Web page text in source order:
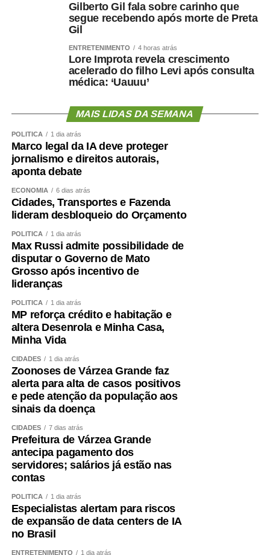
Gilberto Gil fala sobre carinho que
segue recebendo após morte de Preta
Gil
ENTRETENIMENTO 4 horas atrás
Lore Improta revela crescimento
acelerado do filho Levi após consulta
médica: ‘Uauuu’
MAIS LIDAS DA SEMANA
POLÍTICA 1 dia atrás
Marco legal da IA deve proteger
jornalismo e direitos autorais,
aponta debate
ECONOMIA 6 dias atrás
Cidades, Transportes e Fazenda
lideram desbloqueio do Orçamento
POLÍTICA 1 dia atrás
Max Russi admite possibilidade de
disputar o Governo de Mato
Grosso após incentivo de
lideranças
POLÍTICA 1 dia atrás
MP reforça crédito e habitação e
altera Desenrola e Minha Casa,
Minha Vida
CIDADES 1 dia atrás
Zoonoses de Várzea Grande faz
alerta para alta de casos positivos
e pede atenção da população aos
sinais da doença
CIDADES 7 dias atrás
Prefeitura de Várzea Grande
antecipa pagamento dos
servidores; salários já estão nas
contas
POLÍTICA 1 dia atrás
Especialistas alertam para riscos
de expansão de data centers de IA
no Brasil
ENTRETENIMENTO 1 dia atrás